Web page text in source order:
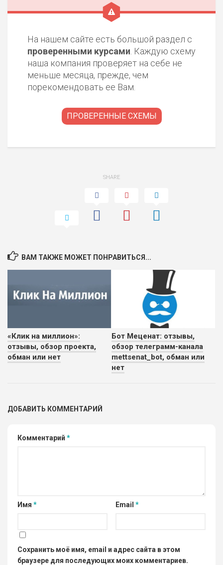
ОБЗОР
ПОДОЙДЕТ
ВСЕМ
БЮДЖЕТ: НИЗКИЙ
На нашем сайте есть большой раздел с
проверенными курсами. Каждую схему
наша компания проверяет на себе не
меньше месяца, прежде, чем
порекомендовать ее Вам.
ПРОВЕРЕННЫЕ СХЕМЫ
SHARE
ВАМ ТАКЖЕ МОЖЕТ ПОНРАВИТЬСЯ...
«Клик на миллион»:
отзывы, обзор проекта,
обман или нет
Бот Меценат: отзывы,
обзор телеграмм-канала
mettsenat_bot, обман или
нет
ДОБАВИТЬ КОММЕНТАРИЙ
Комментарий *
Имя * Email *
Сохранить моё имя, email и адрес сайта в этом
браузере для последующих моих комментариев.